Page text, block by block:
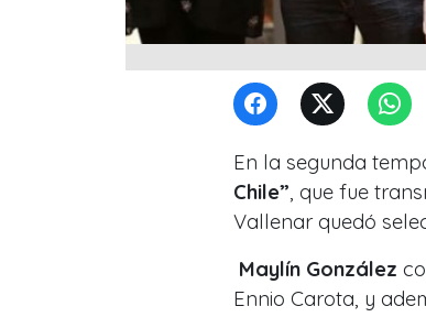
En la segunda
Chile” , que fue
Vallenar quedó
Maylín González
Ennio Carota, y